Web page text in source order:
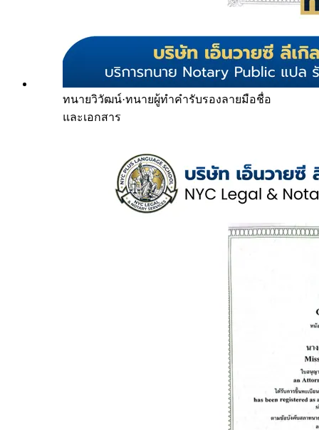
ทนายวิวัฒน์·ทนายผู้ทำคำรับรองลายมือชื่อ
และเอกสาร